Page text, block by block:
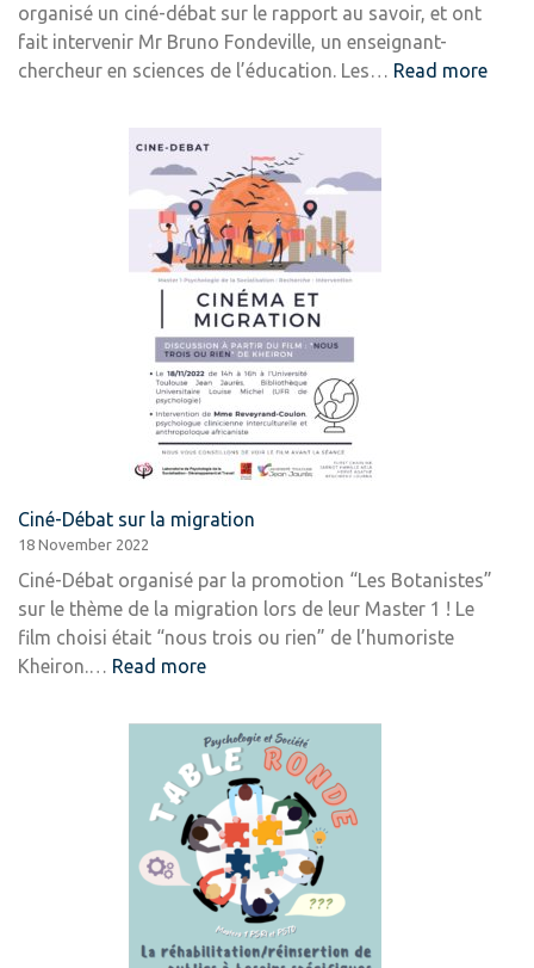
organisé un ciné-débat sur le rapport au savoir, et ont
fait intervenir Mr Bruno Fondeville, un enseignant-
chercheur en sciences de l’éducation. Les… Read more:
Ciné-Débat sur la migration
18 November 2022
Ciné-Débat organisé par la promotion “Les Botanistes”
sur le thème de la migration lors de leur Master 1 ! Le
film choisi était “nous trois ou rien” de l’humoriste
Kheiron.… Read more:
Débat
sur
la
migration